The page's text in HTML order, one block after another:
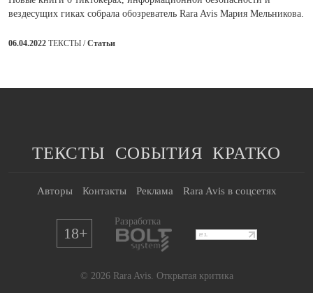
вездесущих гиках собрала обозреватель Rara Avis Мария Мельникова.
06.04.2022 ТЕКСТЫ /Статьи
ТЕКСТЫ СОБЫТИЯ КРАТКО
Авторы Контакты Реклама Rara Avis в соцсетях
18+
Разработка
© 2026 Rara Avis. Открытая критика